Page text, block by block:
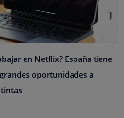
en Netflix? España tiene
oportunidades a